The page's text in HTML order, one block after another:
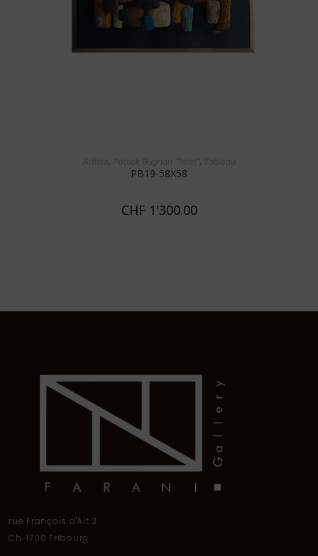
AJOUTER AU PANIER
Artiste, Patrick Bugnon "Tolet", Tableau
PB19-58X58
CHF 1'300.00
rue François d'Alt 3
Ch-1700 Fribourg